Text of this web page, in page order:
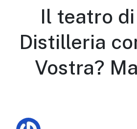
Il teatro
Distilleria
Vostra?